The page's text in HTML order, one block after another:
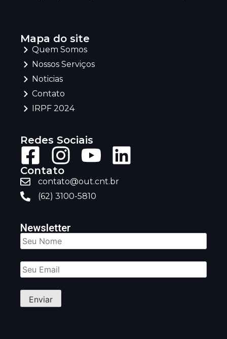
Mapa do site
Quem Somos
Nossos Serviços
Noticias
Contato
IRPF 2024
Redes Sociais
Contato
contato@out.cnt.br
(62) 3100-5810
Newsletter